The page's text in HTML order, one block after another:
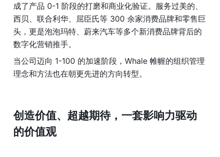
成了产品 0-1 阶段的打磨和商业化验证。服务过美的、
西贝、联合利华、屈臣氏等 300 余家消费品牌和零售巨
头，更是泡泡玛特、蔚来汽车等多个新消费品牌背后的
数字化营销推手。
当公司迈向 1-100 的加速阶段，Whale 帷幄的组织管理
理念和方法也在朝更先进的方向转型。
创造价值、超越期待，一套影响力驱动
的价值观